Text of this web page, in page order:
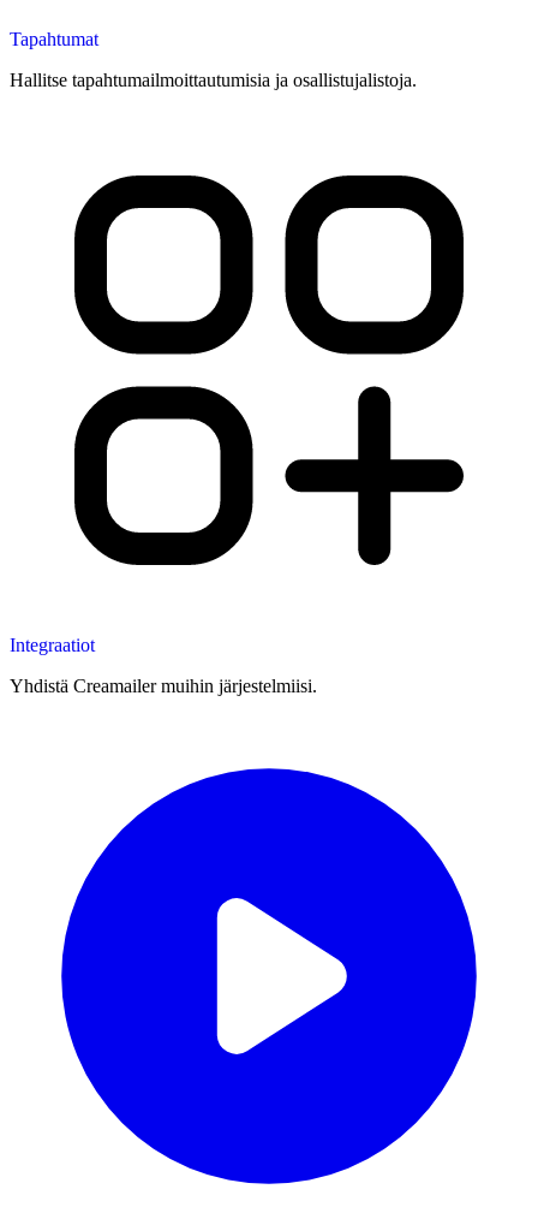
Tapahtumat
Hallitse tapahtumailmoittautumisia ja osallistujalistoja.
Integraatiot
Yhdistä Creamailer muihin järjestelmiisi.